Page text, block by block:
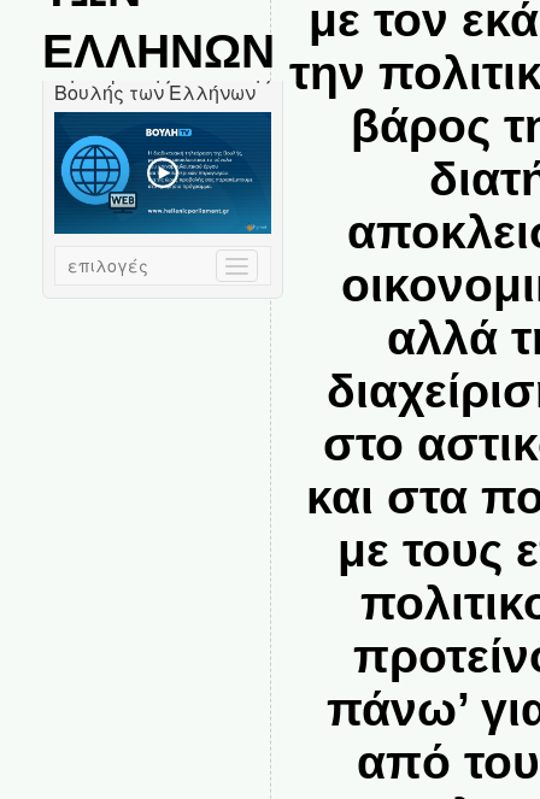
ΕΛΛΗΝΩΝ
με τον
την
βάρος
αλλά
στο
και στα
με τους
πάνω’
από